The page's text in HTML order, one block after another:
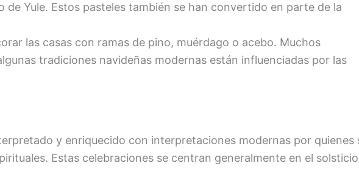
de Yule. Estos pasteles también se han convertido en parte de la
las casas con ramas de pino, muérdago o acebo. Muchos
tradiciones navideñas modernas están influenciadas por las
y enriquecido con interpretaciones modernas por quienes
Estas celebraciones se centran generalmente en el solsticio